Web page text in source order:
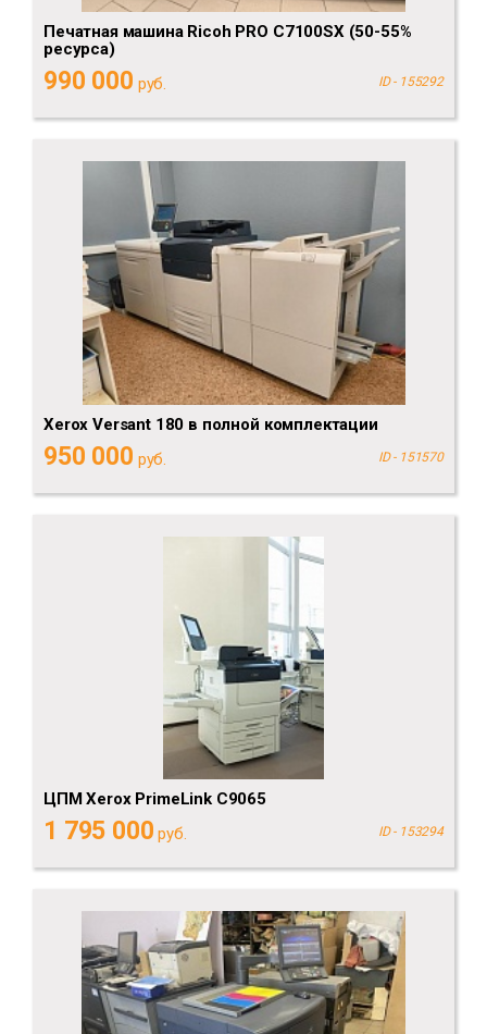
Печатная машина Ricoh PRO C7100SX (50-55%
ресурса)
990 000 руб. ID - 155292
Xerox Versant 180 в полной комплектации
950 000 руб. ID - 151570
ЦПМ Xerox PrimeLink C9065
1 795 000 руб. ID - 153294